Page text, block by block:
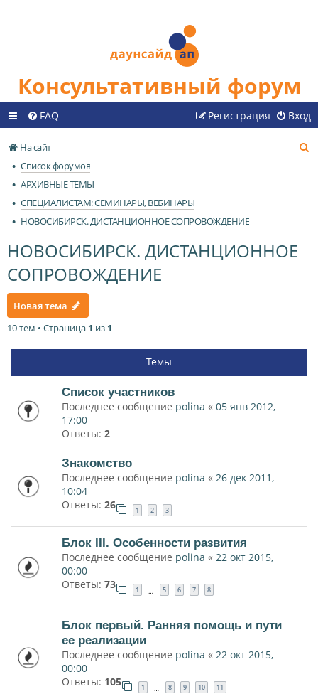
Консультативный форум
FAQ Вход
Регистрация
На сайт
Список форумов
АРХИВНЫЕ ТЕМЫ
СПЕЦИАЛИСТАМ: СЕМИНАРЫ, ВЕБИНАРЫ
НОВОСИБИРСК. ДИСТАНЦИОННОЕ СОПРОВОЖДЕНИЕ
НОВОСИБИРСК. ДИСТАНЦИОННОЕ
СОПРОВОЖДЕНИЕ
Новая тема
10 тем • Страница 1 из 1
Темы
Список участников
Последнее сообщение polina « 05 янв 2012,
17:00
Ответы: 2
Знакомство
Последнее сообщение polina « 26 дек 2011,
10:04
Ответы: 26 1 2 3
Блок III. Особенности развития
Последнее сообщение polina « 22 окт 2015,
00:00
Ответы: 73 1 … 5 6 7 8
Блок первый. Ранняя помощь и пути
ее реализации
Последнее сообщение polina « 22 окт 2015,
00:00
Ответы: 105 1 … 8 9 10 11